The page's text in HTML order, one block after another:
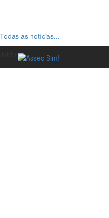
Todas as notícias...